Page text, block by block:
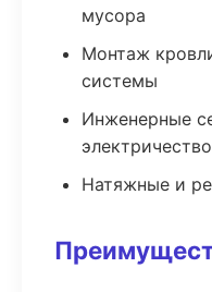
мусора
Монтаж
системы
Инженерные
электричество
Натяжные и